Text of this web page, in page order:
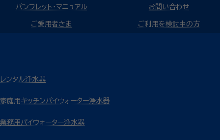
パンフレット・マニュアル お問い合わせ
ご愛用者さま ご利用を検討中の方
レンタル浄水器
家庭用キッチンパイウォーター浄水器
業務用パイウォーター浄水器